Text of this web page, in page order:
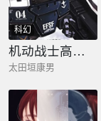
科幻
机动战士高达THUNDERBOLT
太田垣康男